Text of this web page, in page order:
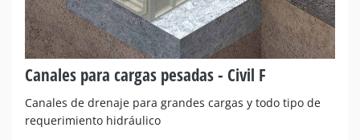
Canales para cargas pesadas - Civil F
Canales de drenaje para grandes cargas y todo tipo de
requerimiento hidráulico